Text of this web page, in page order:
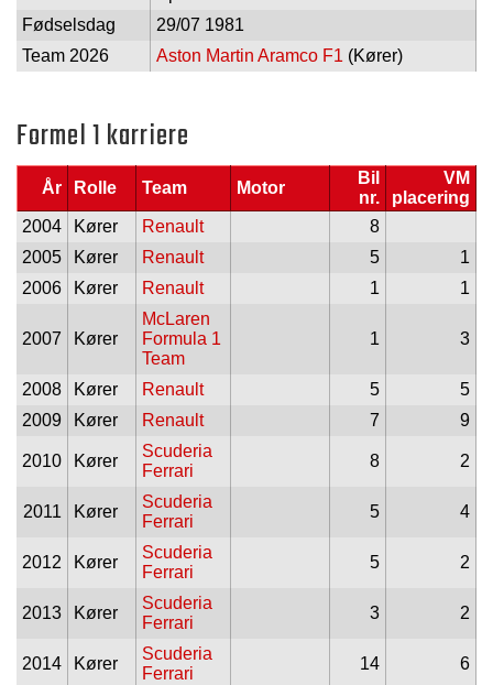
Fødselsdag
29/07 1981
Team 2026
Aston Martin Aramco F1 (Kører)
Formel 1 karriere
År Rolle Team Motor
Bil
nr.
VM
placering
2004
Kører Renault
8
2005
Kører Renault 5
1
2006
Kører Renault 1 1
2007 Kører
McLaren
Formula 1
Team
1 3
2008 Kører Renault 5
5
2009
Kører Renault 7 9
2010 Kører
Scuderia
Ferrari
8 2
2011 Kører
Scuderia
Ferrari
5 4
2012 Kører
Scuderia
Ferrari
5 2
2013 Kører
Scuderia
Ferrari
3 2
2014 Kører
Scuderia
Ferrari
14 6